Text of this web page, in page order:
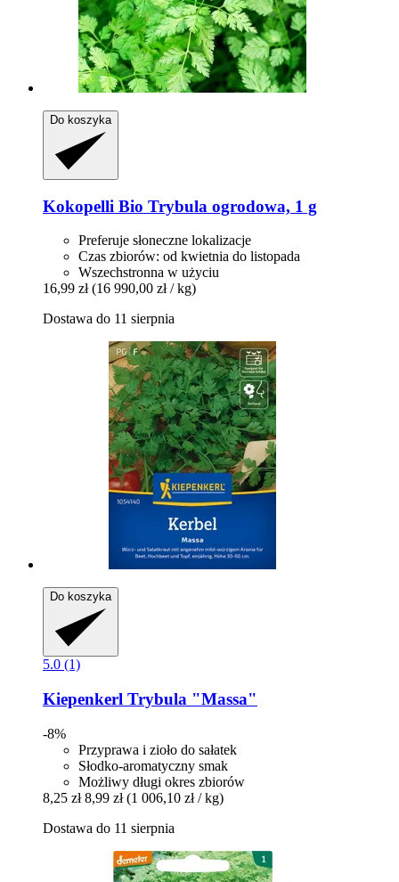
Do koszyka
Kokopelli Bio Trybula ogrodowa, 1 g
Preferuje słoneczne lokalizacje
Czas zbiorów: od kwietnia do listopada
Wszechstronna w użyciu
16,99 zł (16 990,00 zł / kg)
Dostawa do 11 sierpnia
Do koszyka
5.0 (1)
Kiepenkerl Trybula "Massa"
-8%
Przyprawa i zioło do sałatek
Słodko-aromatyczny smak
Możliwy długi okres zbiorów
8,25 zł 8,99 zł (1 006,10 zł / kg)
Dostawa do 11 sierpnia